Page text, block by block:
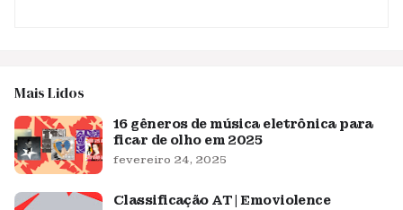
Mais Lidos
16 gêneros de música eletrônica para
ficar de olho em 2025
fevereiro 24, 2025
Classificação AT | Emoviolence